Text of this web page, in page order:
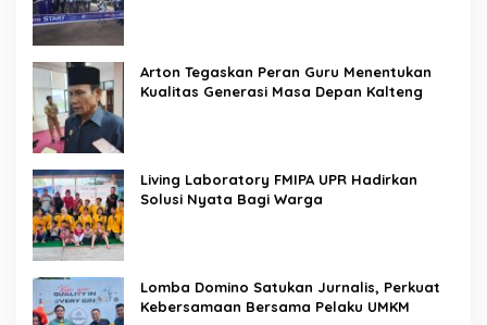
Arton Tegaskan Peran Guru Menentukan
Kualitas Generasi Masa Depan Kalteng
Living Laboratory FMIPA UPR Hadirkan
Solusi Nyata Bagi Warga
Lomba Domino Satukan Jurnalis, Perkuat
Kebersamaan Bersama Pelaku UMKM